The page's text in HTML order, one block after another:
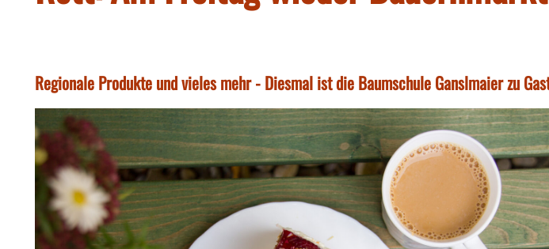
Regionale Produkte und vieles mehr - Diesmal ist die Baumschule Ganslmaier zu